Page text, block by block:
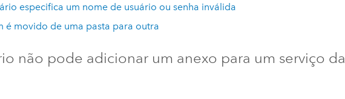
especifica um nome de usuário ou senha inválida
é movido de uma pasta para outra
não pode adicionar um anexo para um serviço da